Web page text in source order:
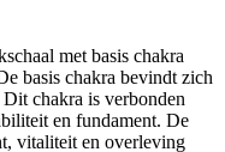
met basis chakra
basis chakra bevindt zich
chakra is verbonden
en fundament. De
vitaliteit en overleving